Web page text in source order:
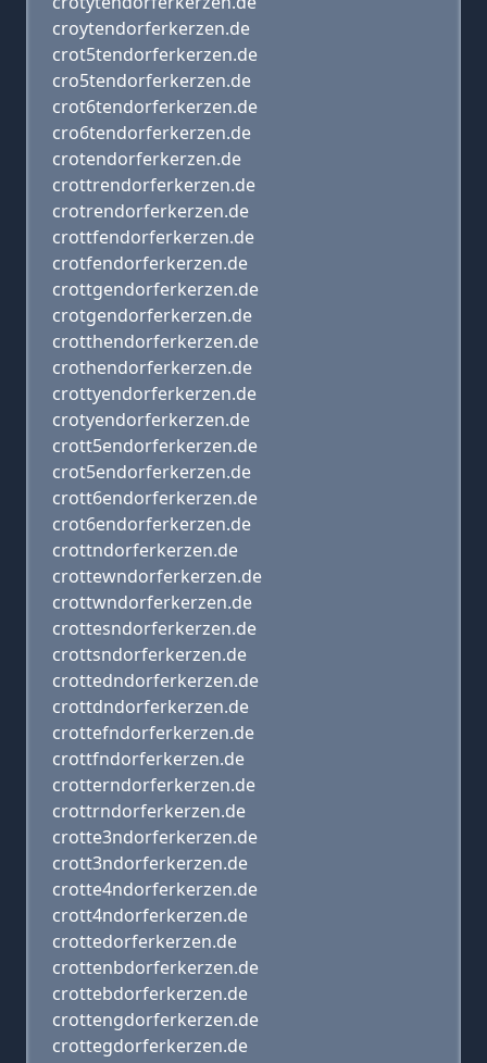
croytendorferkerzen.de
crot5tendorferkerzen.de
cro5tendorferkerzen.de
crot6tendorferkerzen.de
cro6tendorferkerzen.de
crotendorferkerzen.de
crottrendorferkerzen.de
crotrendorferkerzen.de
crottfendorferkerzen.de
crotfendorferkerzen.de
crottgendorferkerzen.de
crotgendorferkerzen.de
crotthendorferkerzen.de
crothendorferkerzen.de
crottyendorferkerzen.de
crotyendorferkerzen.de
crott5endorferkerzen.de
crot5endorferkerzen.de
crott6endorferkerzen.de
crot6endorferkerzen.de
crottndorferkerzen.de
crottewndorferkerzen.de
crottwndorferkerzen.de
crottesndorferkerzen.de
crottsndorferkerzen.de
crottedndorferkerzen.de
crottdndorferkerzen.de
crottefndorferkerzen.de
crottfndorferkerzen.de
crotterndorferkerzen.de
crottrndorferkerzen.de
crotte3ndorferkerzen.de
crott3ndorferkerzen.de
crotte4ndorferkerzen.de
crott4ndorferkerzen.de
crottedorferkerzen.de
crottenbdorferkerzen.de
crottebdorferkerzen.de
crottengdorferkerzen.de
crottegdorferkerzen.de